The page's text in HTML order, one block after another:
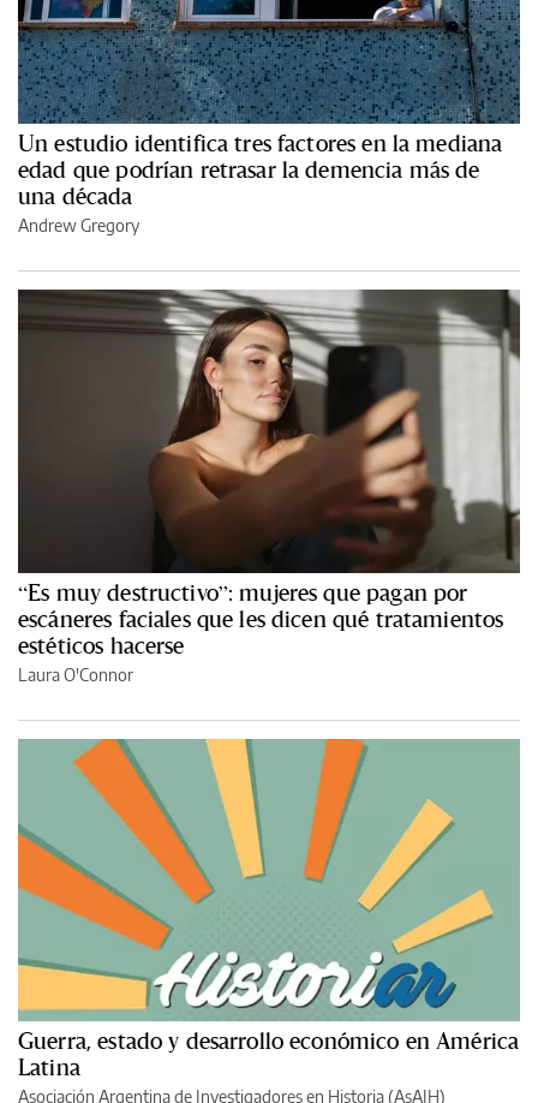
Un estudio identifica tres factores en la mediana
edad que podrían retrasar la demencia más de
una década
Andrew Gregory
“Es muy destructivo”: mujeres que pagan por
escáneres faciales que les dicen qué tratamientos
estéticos hacerse
Laura O'Connor
Guerra, estado y desarrollo económico en América
Latina
Asociación Argentina de Investigadores en Historia (AsAIH)